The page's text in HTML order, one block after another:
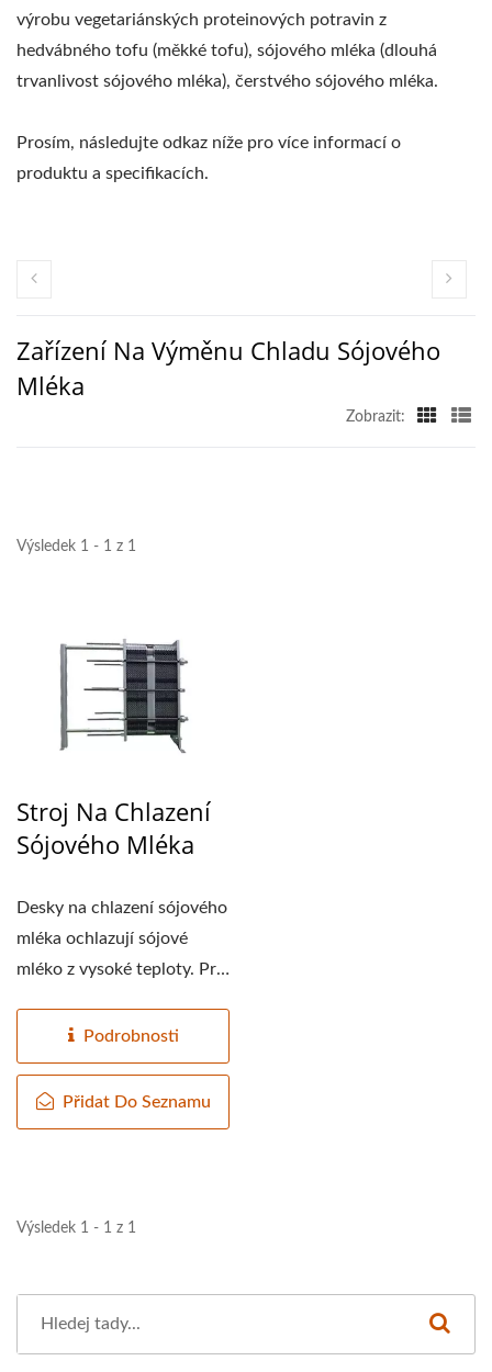
výrobu vegetariánských proteinových potravin z
hedvábného tofu (měkké tofu), sójového mléka (dlouhá
trvanlivost sójového mléka), čerstvého sójového mléka.
Prosím, následujte odkaz níže pro více informací o
produktu a specifikacích.
Zařízení Na Výměnu Chladu Sójového
Mléka
Zobrazit:
Výsledek 1 - 1 z 1
Stroj Na Chlazení
Sójového Mléka
Desky na chlazení sójového
mléka ochlazují sójové
mléko z vysoké teploty. Pro
Podrobnosti
Přidat Do Seznamu
Výsledek 1 - 1 z 1